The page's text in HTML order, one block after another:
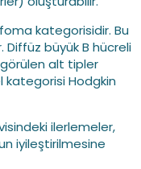
kategorisidir. Bu
büyük B hücreli
alt tipler
kategorisi Hodgkin
ilerlemeler,
iyileştirilmesine